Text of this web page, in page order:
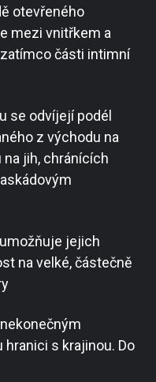
otevřeného
mezi vnitřkem a
části intimní
se odvíjejí podél
z východu na
na jih, chránících
jejich
na velké, částečně
s krajinou. Do